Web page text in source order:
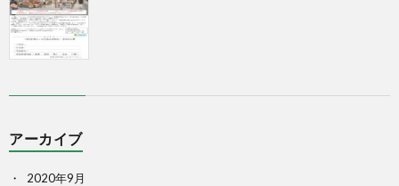
アーカイブ
2020年9月